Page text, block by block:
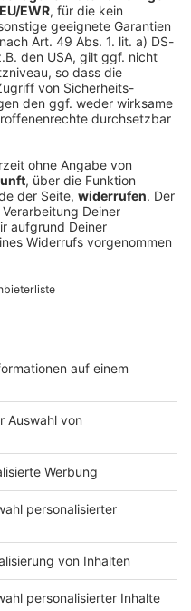
nach seinem
keine
kommt prompt - und
gemerkt